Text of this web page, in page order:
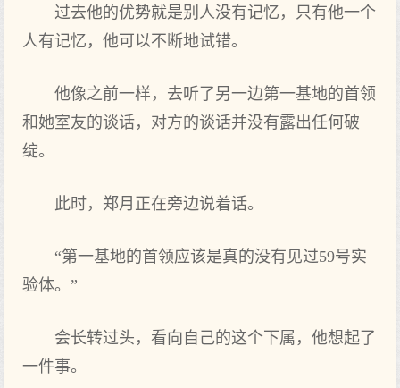
过去他的优势就是别人没有记忆，只有他一个
人有记忆，他可以不断地试错。
他像之前一样，去听了另一边第一基地的首领
和她室友的谈话，对方的谈话并没有露出任何破
绽。
此时，郑月正在旁边说着话。
“第一基地的首领应该是真的没有见过59号实
验体。”
会长转过头，看向自己的这个下属，他想起了
一件事。